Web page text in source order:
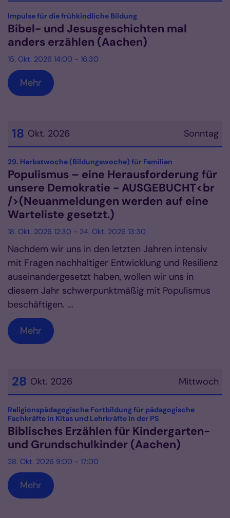
Datum: 15. Oktober 2026
Impulse für die frühkindliche Bildung:
Bibel- und Jesusgeschichten mal
anders erzählen (Aachen)
15. Okt. 2026 14:00 - 16:30
Mehr
Sonntag
18 Okt. 2026
Datum: 18. Oktober 2026
29. Herbstwoche (Bildungswoche) für Familien
Populismus – eine Herausforderung für
unsere Demokratie - AUSGEBUCHT<br
/>(Neuanmeldungen werden auf eine
Warteliste gesetzt.)
18. Okt. 2026 12:30 - 24. Okt. 2026 13:30
Nachdem wir uns in den letzten Jahren intensiv
mit Fragen nachhaltiger Entwicklung und Resilienz
auseinandergesetzt haben, wollen wir uns in
diesem Jahr schwerpunktmäßig mit Populismus
beschäftigen. ...
Mehr
Mittwoch
28 Okt. 2026
Datum: 28. Oktober 2026
Religionspädagogische Fortbildung für pädagogische
Fachkräfte in Kitas und Lehrkräfte in der PS:
Biblisches Erzählen für Kindergarten-
und Grundschulkinder (Aachen)
28. Okt. 2026 9:00 - 17:00
Mehr